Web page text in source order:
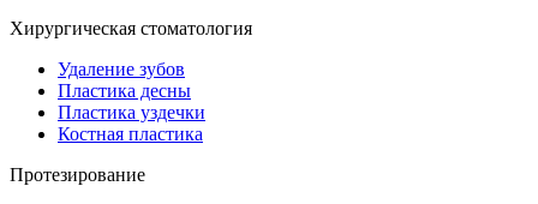
Хирургическая стоматология
Удаление зубов
Пластика десны
Пластика уздечки
Костная пластика
Протезирование